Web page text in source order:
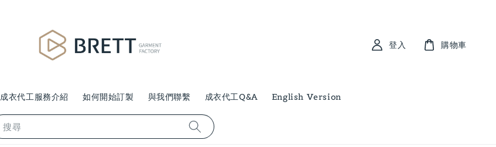
搜尋
成衣代工服務介紹 如何開始訂製 與我們聯繫 成衣代工Q&A English Version
登入 購物車